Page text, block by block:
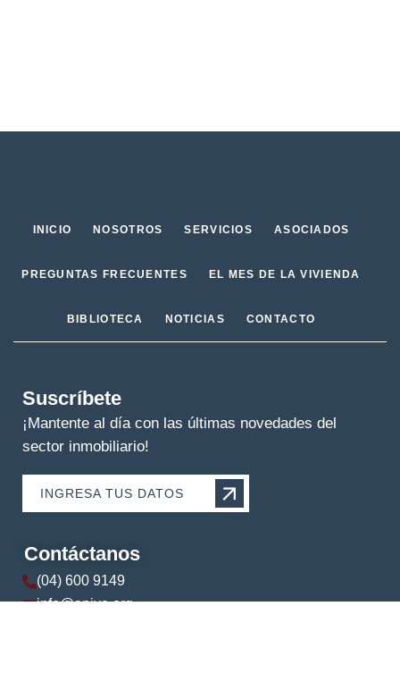
INICIO NOSOTROS SERVICIOS ASOCIADOS
PREGUNTAS FRECUENTES EL MES DE LA VIVIENDA
BIBLIOTECA NOTICIAS CONTACTO
Suscríbete
¡Mantente al día con las últimas novedades del
sector inmobiliario!
INGRESA TUS DATOS
Contáctanos
(04) 600 9149
info@apive.org